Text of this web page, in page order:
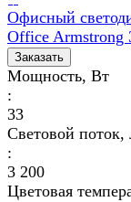
Офисный
Office Armstrong
Заказать
Мощность, Вт
:
33
Световой поток,
:
3 200
Цветовая